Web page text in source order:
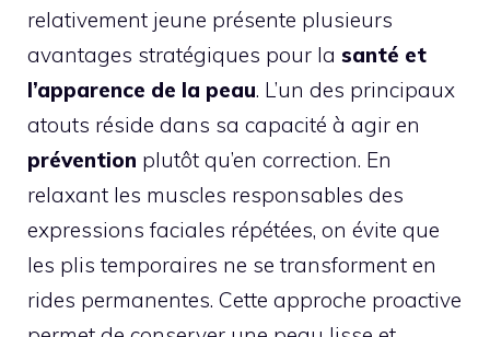
relativement jeune présente plusieurs
avantages stratégiques pour la santé et
l’apparence de la peau. L’un des principaux
atouts réside dans sa capacité à agir en
prévention plutôt qu’en correction. En
relaxant les muscles responsables des
expressions faciales répétées, on évite que
les plis temporaires ne se transforment en
rides permanentes. Cette approche proactive